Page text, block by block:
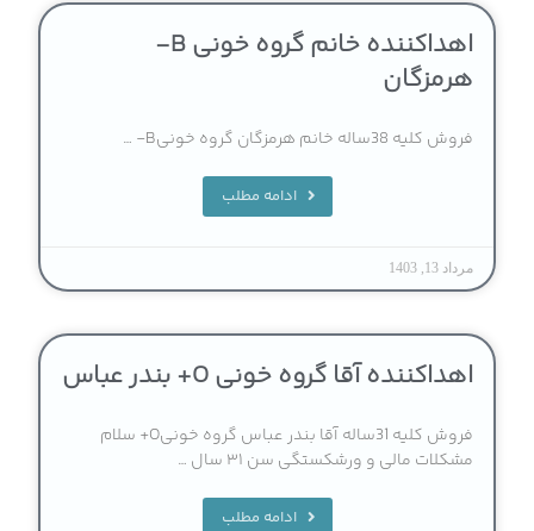
اهداکننده خانم گروه خونی B-
هرمزگان
فروش کلیه 38ساله خانم هرمزگان گروه خونیB- …
ادامه مطلب
مرداد 13, 1403
اهداکننده آقا گروه خونی O+ بندر عباس
فروش کلیه 31ساله آقا بندر عباس گروه خونیO+ سلام
مشکلات مالی و ورشکستگی سن ۳۱ سال …
ادامه مطلب